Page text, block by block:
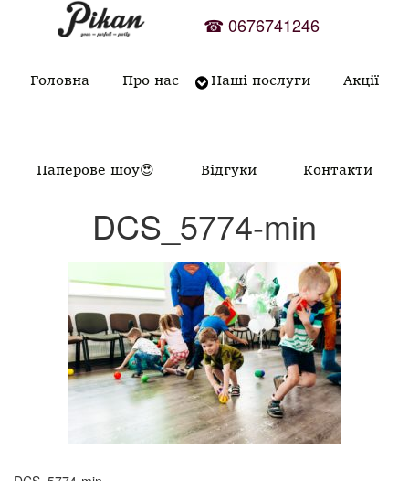
☎0676741246
Головна Про нас Наші послуги Акції
Паперове шоу😍 Відгуки Контакти
DCS_5774-min